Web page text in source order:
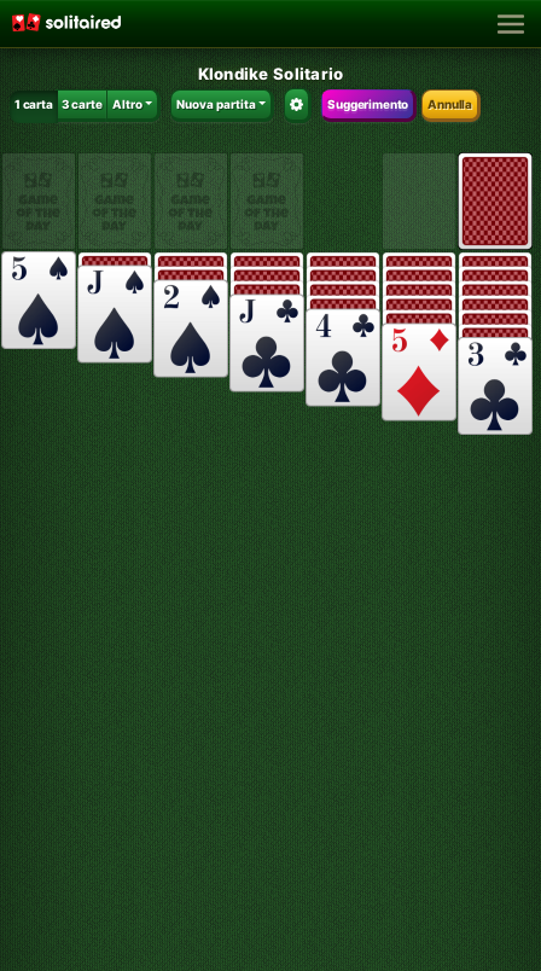
Klondike Solitario
1 carta 3 carte Altro Nuova partita Suggerimento Annulla